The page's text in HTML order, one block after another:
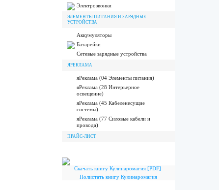
Электрозвонки
ЭЛЕМЕНТЫ ПИТАНИЯ И ЗАРЯДНЫЕ
УСТРОЙСТВА
Аккумуляторы
Батарейки
Сетевые зарядные устройства
ЯРЕКЛАМА
яРеклама (04 Элементы питания)
яРеклама (28 Интерьерное
освещение)
яРеклама (45 Кабеленесущие
системы)
яРеклама (77 Силовые кабели и
провода)
ПРАЙС-ЛИСТ
Скачать книгу Кулинаромагия [PDF]
Полистать книгу Кулинаромагия